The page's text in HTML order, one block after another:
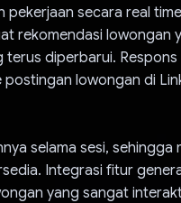
pekerjaan secara real
rekomendasi lowongan
terus diperbarui.
lowongan di
selama sesi, sehingga
Integrasi fitur
yang sangat